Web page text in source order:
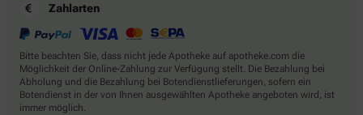
Zahlarten
Bitte beachten Sie, dass nicht jede Apotheke auf apotheke.com die
Möglichkeit der Online-Zahlung zur Verfügung stellt. Die Bezahlung bei
Abholung und die Bezahlung bei Botendienstlieferungen, sofern ein
Botendienst in der von Ihnen ausgewählten Apotheke angeboten wird, ist
immer möglich.